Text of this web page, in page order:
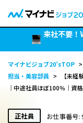
来社不要！
マイナビジョブ20’sTOP >
担当・美容部員 >
【未
｜中途社員ほぼ100％｜資
正社員 お仕事番号: